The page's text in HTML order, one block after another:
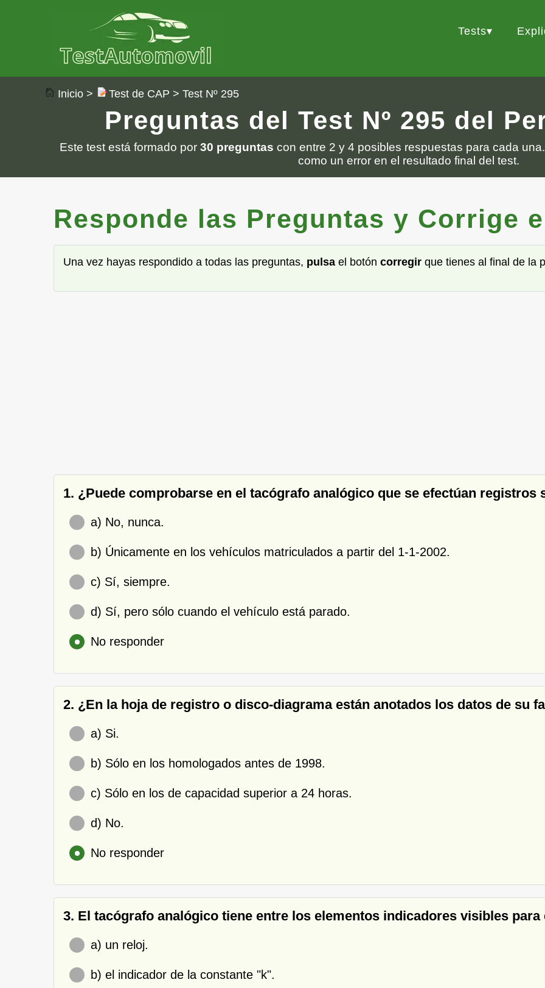
Tests
Inicio > Test de CAP > Test Nº 295
Preguntas del Test Nº 295 del
Este test está formado por 30 preguntas con entre 2 y 4 posibles respuestas para cada
como un error en el resultado final del test.
Responde las Preguntas y Corrige
Una vez hayas respondido a todas las preguntas, pulsa el botón corregir que tienes al final de la
1. ¿Puede comprobarse en el tacógrafo analógico que se efectúan registros
a) No, nunca.
b) Únicamente en los vehículos matriculados a partir del 1-1-2002.
c) Sí, siempre.
d) Sí, pero sólo cuando el vehículo está parado.
No responder
2. ¿En la hoja de registro o disco-diagrama están anotados los datos de su
a) Si.
b) Sólo en los homologados antes de 1998.
c) Sólo en los de capacidad superior a 24 horas.
d) No.
No responder
3. El tacógrafo analógico tiene entre los elementos indicadores visibles
a) un reloj.
b) el indicador de la constante "k".